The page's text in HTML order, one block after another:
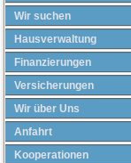
Wir suchen
Hausverwaltung
Finanzierungen
Versicherungen
Wir über Uns
Anfahrt
Kooperationen